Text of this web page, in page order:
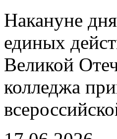
Накануне
единых
Великой
колледжа